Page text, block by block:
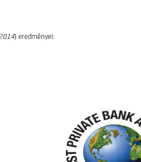
) eredményei: